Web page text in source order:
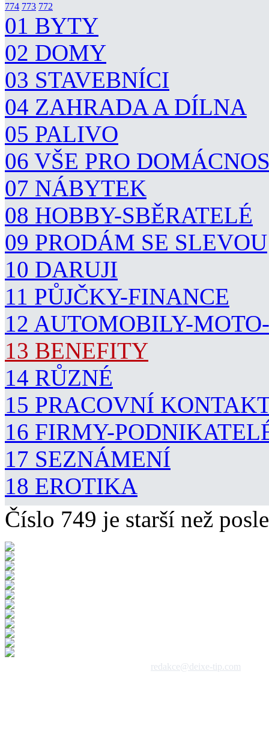
774 773 772
01 BYTY
02 DOMY
03 STAVEBNÍCI
04 ZAHRADA A DÍLNA
05 PALIVO
06 VŠE PRO
07 NÁBYTEK
08 HOBBY-SBĚRATELÉ
09 PRODÁM SE SLEVOU
10 DARUJI
11 PŮJČKY-FINANCE
12 AUTOMOBILY-
13 BENEFITY
14 RŮZNÉ
15 PRACOVNÍ
16 FIRMY-
17 SEZNÁMENÍ
18 EROTIKA
Číslo 749 je starší než
redakce@deixe-tip.com